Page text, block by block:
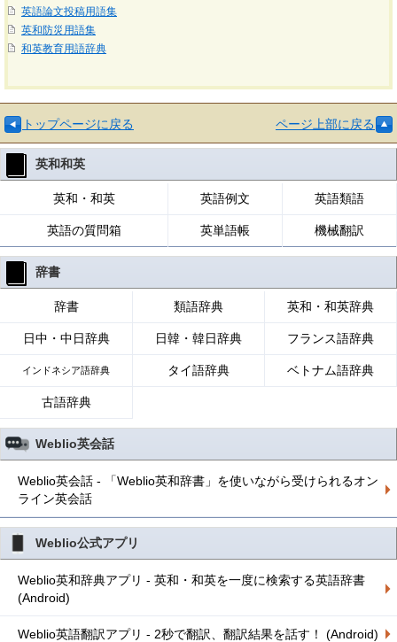
英語論文投稿用語集
英和防災用語集
和英教育用語辞典
トップページに戻る ページ上部に戻る
英和和英
英和・和英 英語例文 英語類語
英語の質問箱 英単語帳 機械翻訳
辞書
辞書 類語辞典 英和・和英辞典
日中・中日辞典 日韓・韓日辞典 フランス語辞典
インドネシア語辞典 タイ語辞典 ベトナム語辞典
古語辞典
Weblio英会話
Weblio英会話 - 「Weblio英和辞書」を使いながら受けられるオン
ライン英会話
Weblio公式アプリ
Weblio英和辞典アプリ - 英和・和英を一度に検索する英語辞書
(Android)
Weblio英語翻訳アプリ - 2秒で翻訳、翻訳結果を話す！ (Android)